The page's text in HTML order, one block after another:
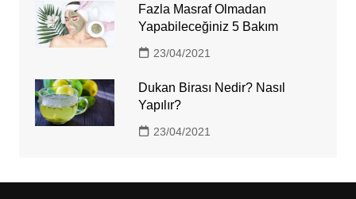
Fazla Masraf Olmadan
Yapabileceğiniz 5 Bakım
23/04/2021
Dukan Birası Nedir? Nasıl
Yapılır?
23/04/2021